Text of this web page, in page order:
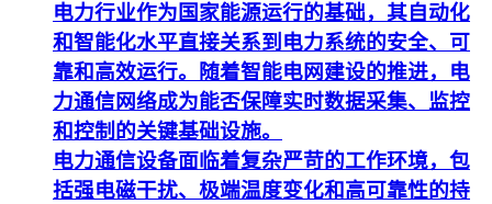
电力行业作为国家能源运行的基础，其自动化
和智能化水平直接关系到电力系统的安全、可
靠和高效运行。随着智能电网建设的推进，电
力通信网络成为能否保障实时数据采集、监控
和控制的关键基础设施。
电力通信设备面临着复杂严苛的工作环境，包
括强电磁干扰、极端温度变化和高可靠性的持